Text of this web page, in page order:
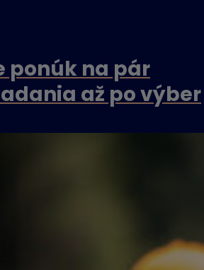
ponúk na pár
až po výber